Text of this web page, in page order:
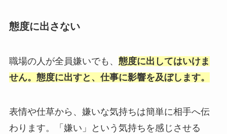
態度に出さない
職場の人が全員嫌いでも、 態度に出してはいけま
せん。態度に出すと、仕事に影響を及ぼします。
表情や仕草から、嫌いな気持ちは簡単に相手へ伝
わります。「嫌い」という気持ちを感じさせる